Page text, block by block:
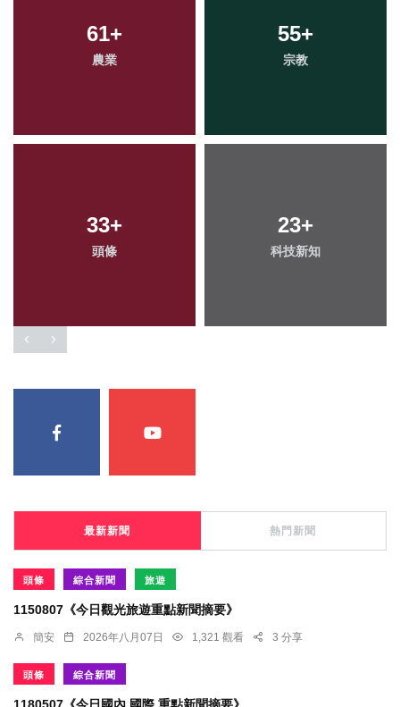
61+
農業
55+
宗教
33+
頭條
23+
科技新知
最新新聞 熱門新聞
頭條 綜合新聞 旅遊
1150807《今日觀光旅遊重點新聞摘要》
簡安 2026年八月07日 1,321 觀看 3 分享
頭條 綜合新聞